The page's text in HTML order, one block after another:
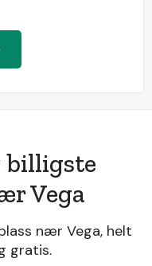
billigste
Vega
nær Vega, helt
gratis.